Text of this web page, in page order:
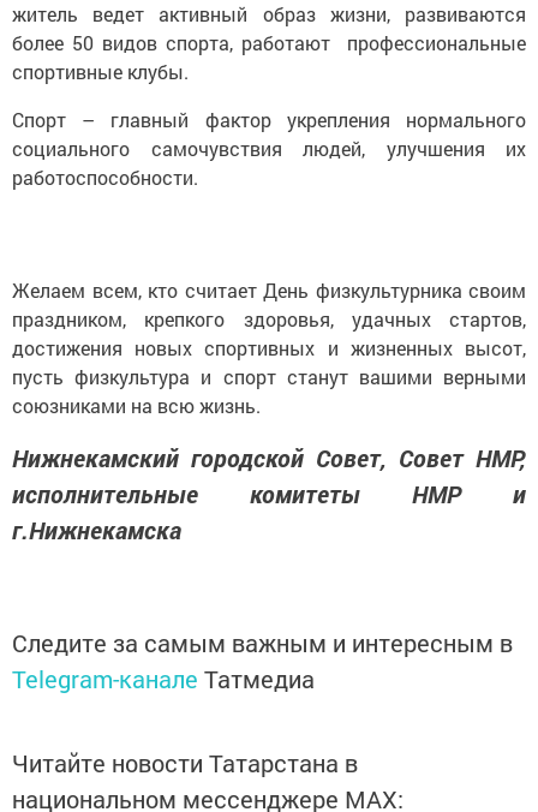
житель ведет активный образ жизни, развиваются
более 50 видов спорта, работают профессиональные
спортивные клубы.
Спорт – главный фактор укрепления нормального
социального самочувствия людей, улучшения их
работоспособности.
Желаем всем, кто считает День физкультурника своим
праздником, крепкого здоровья, удачных стартов,
достижения новых спортивных и жизненных высот,
пусть физкультура и спорт станут вашими верными
союзниками на всю жизнь.
Нижнекамский городской Совет, Совет НМР,
исполнительные комитеты НМР и
г.Нижнекамска
Следите за самым важным и интересным в
Telegram-канале Татмедиа
Читайте новости Татарстана в
национальном мессенджере MАХ: